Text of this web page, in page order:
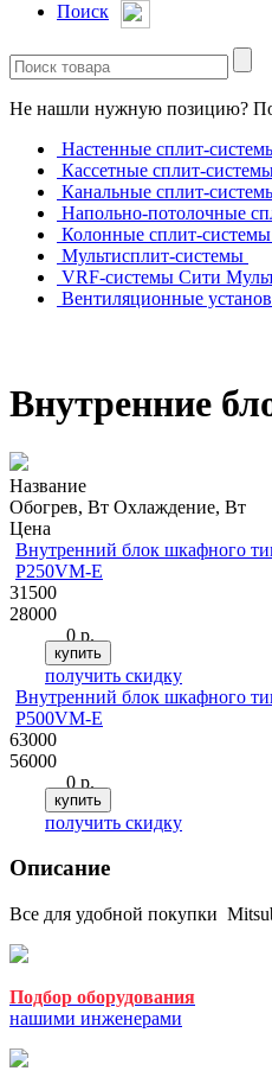
Поиск
Не нашли нужную позицию?
Настенные сплит-
Кассетные сплит-
Канальные сплит-
Напольно-потолочные
Колонные сплит-системы
Мультисплит-системы
VRF-системы Сити
Вентиляционные
Внутренние
Название
Обогрев, Вт Охлаждение, Вт
Цена
Внутренний блок шкафного
P250VM-E
31500
28000
0 р.
купить
получить скидку
Внутренний блок шкафного
P500VM-E
63000
56000
0 р.
купить
получить скидку
Описание
Все для удобной покупки
Подбор оборудования
нашими инженерами